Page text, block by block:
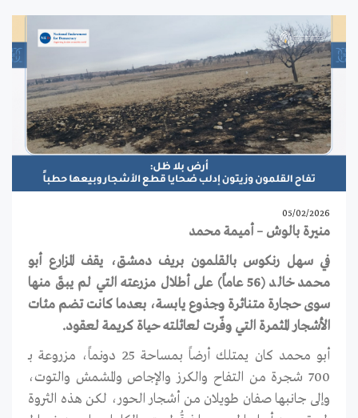
05/02/2026
منيرة بالوش – أميمة محمد
في سهل رنكوس بالقلمون بريف دمشق، يقف المزارع أبو
محمد خالد (56 عاماً) على أطلال مزرعته التي لم يبقَ منها
سوى حجارة متناثرة وجذوع يابسة، بعدما كانت تضم مئات
الأشجار المثمرة التي وفّرت لعائلته حياة كريمة لعقود.
أبو محمد كان يمتلك أرضاً بمساحة 25 دونماً، مزروعة بـ
700 شجرة من التفاح والكرز والإجاص والمشمش والتوت،
وإلى جانبها صفان طويلان من أشجار الحور، لكن هذه الثروة